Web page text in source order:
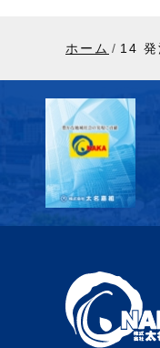
ホーム 14 発